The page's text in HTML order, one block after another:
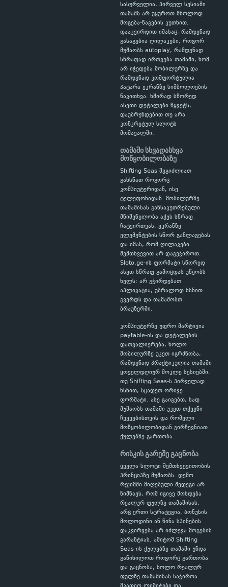
სასურველია, პირველ სესიაში
თამაშს არ უყუროთ მხოლოდ
მოგება-წაგების კუთხით.
დააკვირდით იმასაც, რამდენად
გასაგებია ღილაკები, როგორ
მუშაობს autoplay, რამდენად
სწრაფად ირთვება თამაში, ხომ
არ იჭედება მობილურზე და
რამდენად კომფორტულია
პატარა ეკრანზე სიმბოლოების
წაკითხვა. ხშირად სწორედ
ასეთი დეტალები წყვეტს,
დაუბრუნდებით თუ არა
კონკრეტულ სლოტს
მომავალში.
თამაში სხვადასხვა
მოწყობილობაზე
Shifting Seas შეგიძლიათ
გახსნათ როგორც
კომპიუტერიდან, ისე
ტელეფონიდან. მობილურზე
თამაშისას განსაკუთრებული
მნიშვნელობა აქვს სწრაფ
ჩატვირთვას, ეკრანზე
ელემენტების სწორ განლაგებას
და იმას, რომ ღილაკები
შემთხვევით არ დაგეჭიროთ.
Sloto.ge-ის ფორმატი სწორედ
ასეთ სწრაფ გამოცდას უწყობს
ხელს: არ გჭირდებათ
აპლიკაცია, უბრალოდ ხსნით
გვერდს და თამაშობთ
ბრაუზერში.
კომპიუტერზე უფრო მარტივია
paytable-ის და დეტალების
დათვალიერება, ხოლო
მობილურზე უკეთ იგრძნობა,
რამდენად პრაქტიკულია თამაში
ყოველდღიურ მოკლე სესიებში.
თუ Shifting Seas-ს პირველად
ხსნით, სცადეთ ორივე
ფორმატი. ასე გაიგებთ, სად
მუშაობს თამაში უკეთ თქვენი
ჩვევებისთვის და რომელი
მოწყობილობიდან გირჩევნიათ
ქულებზე გართობა.
რისკის გარეშე გაცნობა
ყველა სლოტი შემთხვევითობის
პრინციპზე მუშაობს. დემო
რეჟიმში მიღებული შედეგი არ
ნიშნავს, რომ იგივე მოხდება
რეალურ ფულზე თამაშისას.
არც ერთი სტრატეგია, ბონუსის
მოლოდინი ან წინა სპინების
დაკვირვება არ იძლევა მოგების
გარანტიას. ამიტომ Shifting
Seas-ის ქულებზე თამაში უნდა
განიხილოთ როგორც გართობა
და გაცნობა, ხოლო რეალურ
ფულზე თამაშისას საჭიროა